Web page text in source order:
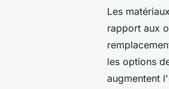
Les
rapport aux
les options
augmentent